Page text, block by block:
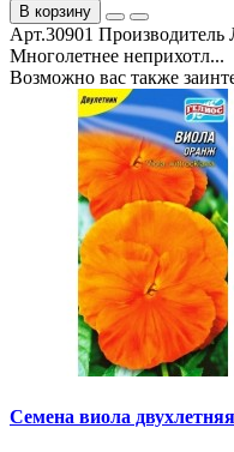
В корзину
Арт.30901
Многолетнее неприхотл...
Возможно вас также
Семена виола